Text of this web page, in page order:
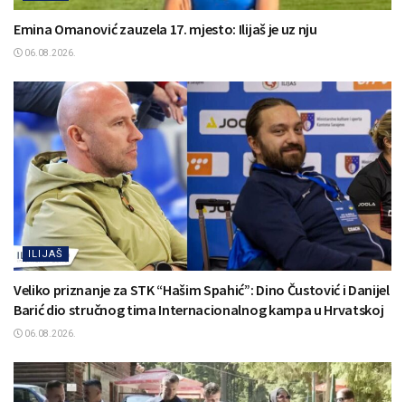
Emina Omanović zauzela 17. mjesto: Ilijaš je uz nju
06.08.2026.
ILIJAŠ
Veliko priznanje za STK “Hašim Spahić”: Dino Čustović i Danijel
Barić dio stručnog tima Internacionalnog kampa u Hrvatskoj
06.08.2026.